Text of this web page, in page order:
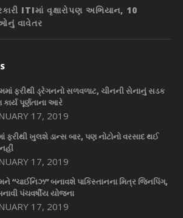
ITIમાં વૃક્ષારોપણ અભિયાન, 10
વાવેતર
ફરીથી ડ્રેગનનો સળવળાટ, ચીનની સેનાનું સડક
કાર્ય પૂર્ણતાના આરે
17, 2019
ફરીથી ખુલશે ડાન્સ બાર, પણ નોટોનો વરસાદ થઈ
17, 2019
“ચાઈનિઝ” બનાવશે પાકિસ્તાનના મિત્ર જિનપિંગ,
પંચવર્ષીય યોજના
17, 2019